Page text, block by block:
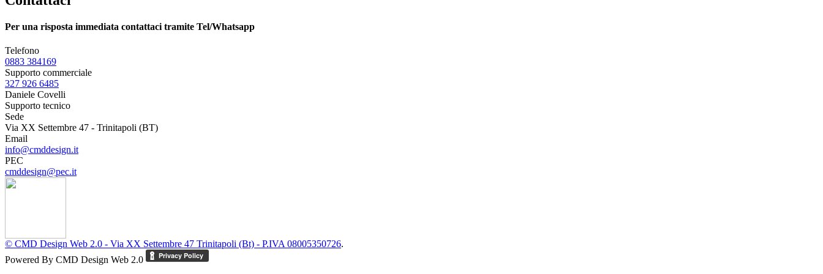
Per una risposta immediata contattaci tramite Tel/Whatsapp
Telefono
0883 384169
Supporto commerciale
327 926 6485
Daniele Covelli
Supporto tecnico
Sede
Via XX Settembre 47 - Trinitapoli (BT)
Email
info@cmddesign.it
PEC
cmddesign@pec.it
© CMD Design Web 2.0 - Via XX Settembre 47 Trinitapoli (Bt) - P.IVA 08005350726.
Powered By CMD Design Web 2.0